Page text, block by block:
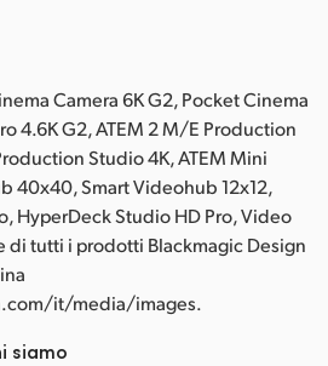
Camera 6K G2, Pocket Cinema
4.6K G2, ATEM 2 M/E Production
Studio 4K, ATEM Mini
40x40, Smart Videohub 12x12,
HyperDeck Studio HD Pro, Video
di tutti i prodotti Blackmagic Design
it/media/images.
siamo